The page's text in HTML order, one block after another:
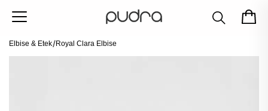
Elbise & Etek Royal Clara Elbise